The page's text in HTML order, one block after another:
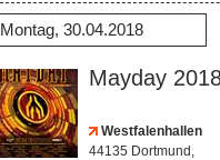
Montag, 30.04.2018
Mayday
Westfalenhallen
44135 Dortmund,